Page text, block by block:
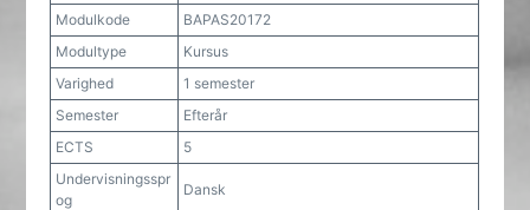
Modulkode
BAPAS20172
Modultype
Kursus
Varighed
1 semester
Semester
Efterår
ECTS
5
Undervisningsspr
og
Dansk